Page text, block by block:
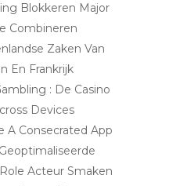
Blokkeren Major
Combineren
Zaken Van
En Frankrijk
: De Casino
Devices
A Consecrated App
Acteur Smaken